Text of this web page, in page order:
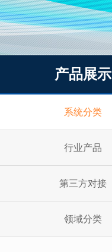
产品展示
系统分类
行业产品
第三方对接
领域分类